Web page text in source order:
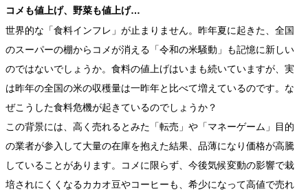
コメも値上げ、野菜も値上げ…
世界的な「食料インフレ」が止まりません。昨年夏に起きた、全国
のスーパーの棚からコメが消える「令和の米騒動」も記憶に新しい
のではないでしょうか。食料の値上げはいまも続いていますが、実
は昨年の全国の米の収穫量は一昨年と比べて増えているのです。な
ぜこうした食料危機が起きているのでしょうか？
この背景には、高く売れるとみた「転売」や「マネーゲーム」目的
の業者が参入して大量の在庫を抱えた結果、品薄になり価格が高騰
していることがあります。コメに限らず、今後気候変動の影響で栽
培されにくくなるカカオ豆やコーヒーも、希少になって高値で売れ